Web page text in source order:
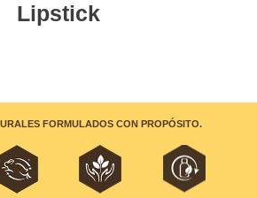
Lipstick
FORMULADOS CON PROPÓSITO.